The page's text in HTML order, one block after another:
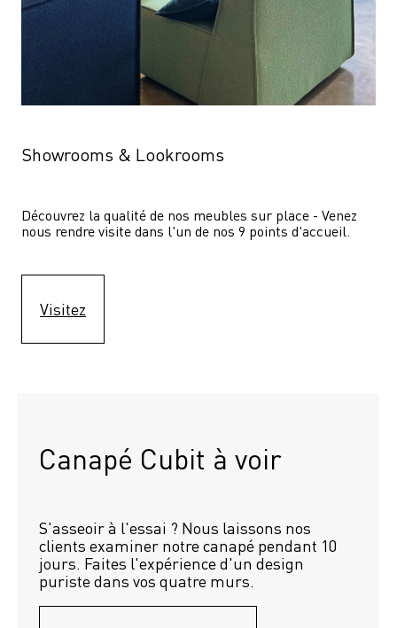
Showrooms & Lookrooms
Découvrez la qualité de nos meubles sur place - Venez
nous rendre visite dans l'un de nos 9 points d'accueil.
Visitez
Canapé Cubit à voir
S'asseoir à l'essai ? Nous laissons nos
clients examiner notre canapé pendant 10
jours. Faites l'expérience d'un design
puriste dans vos quatre murs.